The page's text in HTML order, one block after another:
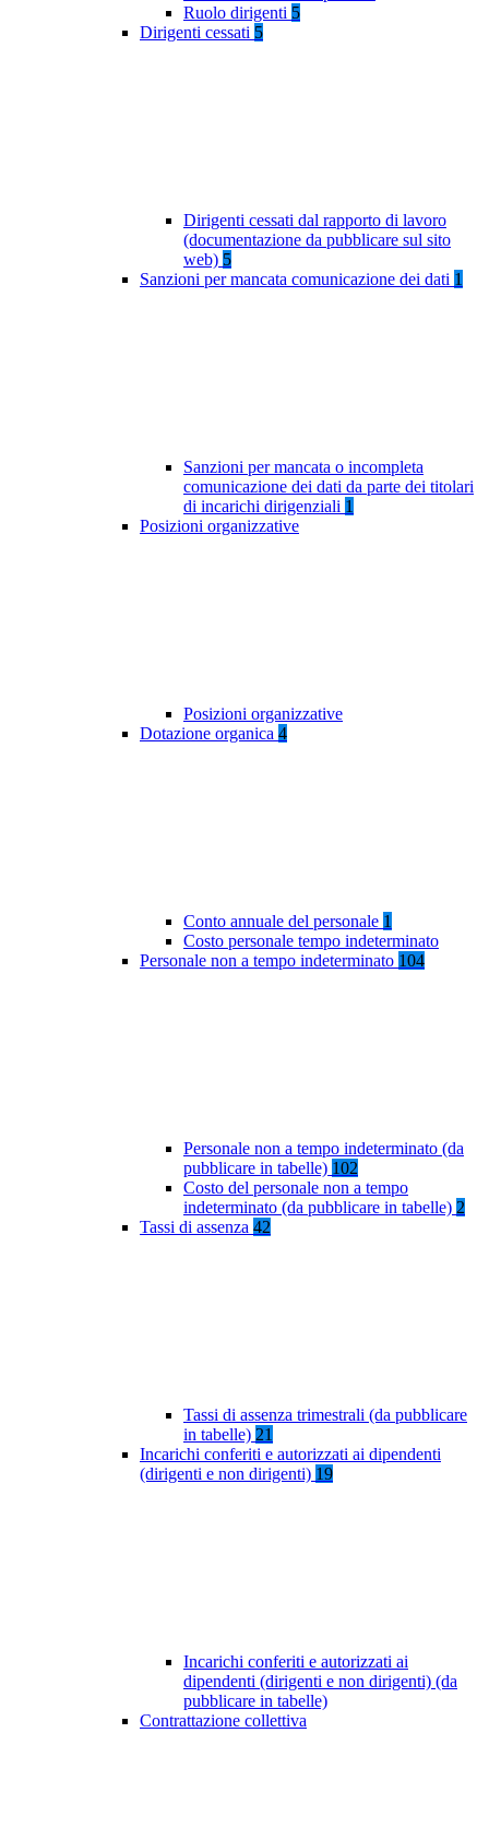
Ruolo dirigenti 5
Dirigenti cessati 5
Dirigenti cessati dal rapporto di lavoro
(documentazione da pubblicare sul sito
web) 5
Sanzioni per mancata comunicazione dei dati 1
Sanzioni per mancata o incompleta
comunicazione dei dati da parte dei titolari
di incarichi dirigenziali 1
Posizioni organizzative
Posizioni organizzative
Dotazione organica 4
Conto annuale del personale 1
Costo personale tempo indeterminato
Personale non a tempo indeterminato 104
Personale non a tempo indeterminato (da
pubblicare in tabelle) 102
Costo del personale non a tempo
indeterminato (da pubblicare in tabelle) 2
Tassi di assenza 42
Tassi di assenza trimestrali (da pubblicare
in tabelle) 21
Incarichi conferiti e autorizzati ai dipendenti
(dirigenti e non dirigenti) 19
Incarichi conferiti e autorizzati ai
dipendenti (dirigenti e non dirigenti) (da
pubblicare in tabelle)
Contrattazione collettiva